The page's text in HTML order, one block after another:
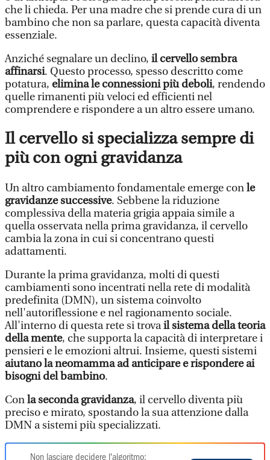
che li chieda. Per una madre che si prende cura di un
bambino che non sa parlare, questa capacità diventa
essenziale.
Anziché segnalare un declino, il cervello sembra
affinarsi. Questo processo, spesso descritto come
potatura, elimina le connessioni più deboli, rendendo
quelle rimanenti più veloci ed efficienti nel
comprendere e rispondere a un altro essere umano.
Il cervello si specializza sempre di
più con ogni gravidanza
Un altro cambiamento fondamentale emerge conle
gravidanze successive. Sebbene la riduzione
complessiva della materia grigia appaia simile a
quella osservata nella prima gravidanza, il cervello
cambia la zona in cui si concentrano questi
adattamenti.
Durante la prima gravidanza, molti di questi
cambiamenti sono incentrati nella rete di modalità
predefinita (DMN), un sistema coinvolto
nell'autoriflessione e nel ragionamento sociale.
All'interno di questa rete si trovail sistema della teoria
della mente, che supporta la capacità di interpretare i
pensieri e le emozioni altrui. Insieme, questi sistemi
aiutano la neomamma ad anticipare e rispondere ai
bisogni del bambino.
Conla seconda gravidanza, il cervello diventa più
preciso e mirato, spostando la sua attenzione dalla
DMN a sistemi più specializzati.
Non lasciare decidere l'algoritmo: